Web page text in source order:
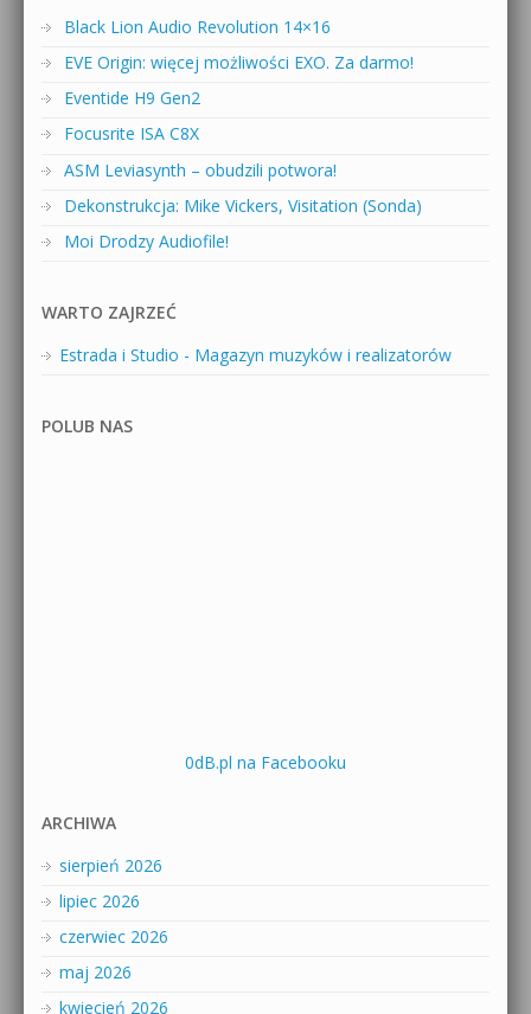
Black Lion Audio Revolution 14×16
EVE Origin: więcej możliwości EXO. Za darmo!
Eventide H9 Gen2
Focusrite ISA C8X
ASM Leviasynth – obudzili potwora!
Dekonstrukcja: Mike Vickers, Visitation (Sonda)
Moi Drodzy Audiofile!
WARTO ZAJRZEĆ
Estrada i Studio - Magazyn muzyków i realizatorów
POLUB NAS
0dB.pl na Facebooku
ARCHIWA
sierpień 2026
lipiec 2026
czerwiec 2026
maj 2026
kwiecień 2026